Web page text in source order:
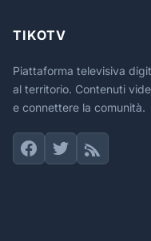
TIKOTV
Piattaforma televisiva
al territorio. Contenuti
e connettere la comunità.